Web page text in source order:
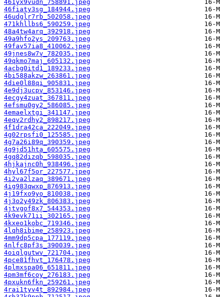
461yx9vudn_758891.jpeg
46fiaty3sg_184944.jpeg
46udglr7rb_502058.jpeg
471khllbs6_590259.jpeg
48a4tw4arq_392918.jpeg
49a9hfo2ys_209763.jpeg
49fav57ia8_410062.jpeg
49jnes8w7v_782035.jpeg
49qkmo7maj_605132.jpeg
4acbg0itd1_189233.jpeg
4bi588akzw_263861.jpeg
4die0l88qi_905831.jpeg
4e9dj3ucpv_853146.jpeg
4ecgy4zuat_367811.jpeg
4efsmu0gy2_586085.jpeg
4emaelxtgi_341147.jpeg
4eqv2rdhy2_898217.jpeg
4f1dra42ca_222049.jpeg
4g02rpsfi0_125585.jpeg
4g7a26i89q_390359.jpeg
4g9jd51hta_605575.jpeg
4gq82dizqb_598035.jpeg
4hjkajnc0h_938496.jpeg
4hyl67f5or_227577.jpeg
4i2va2lzaq_389671.jpeg
4ig983qwxp_876913.jpeg
4j19fxo9yo_810038.jpeg
4j3o2y49zk_806383.jpeg
4jtvgof8x7_544353.jpeg
4k9evk71ii_302165.jpeg
4kxeo1kobc_719346.jpeg
4lqh8ibime_258923.jpeg
4mm9dp5cpa_177119.jpeg
4nlfc8pf3s_390039.jpeg
4oiqlgutwv_721704.jpeg
4pce81fhvt_176478.jpeg
4plmxspa06_651811.jpeg
4pm3mf6coy_276183.jpeg
4pxukn6fkn_259261.jpeg
4rai1tyv4t_892984.jpeg